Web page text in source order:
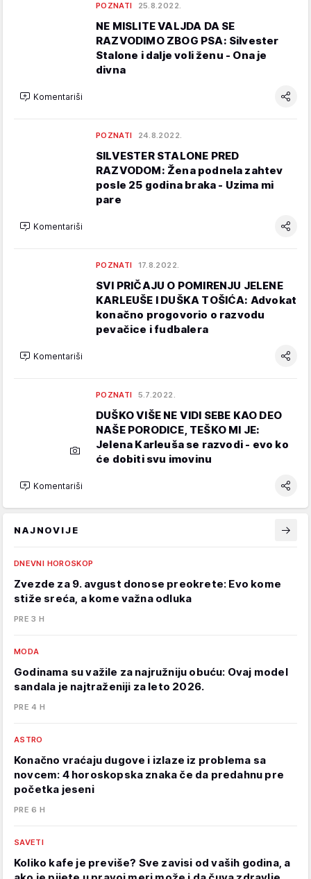
POZNATI 25.8.2022.
NE MISLITE VALJDA DA SE
RAZVODIMO ZBOG PSA: Silvester
Stalone i dalje voli ženu - Ona je
divna
Komentariši
POZNATI 24.8.2022.
SILVESTER STALONE PRED
RAZVODOM: Žena podnela zahtev
posle 25 godina braka - Uzima mi
pare
Komentariši
POZNATI 17.8.2022.
SVI PRIČAJU O POMIRENJU JELENE
KARLEUŠE I DUŠKA TOŠIĆA: Advokat
konačno progovorio o razvodu
pevačice i fudbalera
Komentariši
POZNATI 5.7.2022.
DUŠKO VIŠE NE VIDI SEBE KAO DEO
NAŠE PORODICE, TEŠKO MI JE:
Jelena Karleuša se razvodi - evo ko
će dobiti svu imovinu
Komentariši
NAJNOVIJE
DNEVNI HOROSKOP
Zvezde za 9. avgust donose preokrete: Evo kome
stiže sreća, a kome važna odluka
PRE 3 H
MODA
Godinama su važile za najružniju obuću: Ovaj model
sandala je najtraženiji za leto 2026.
PRE 4 H
ASTRO
Konačno vraćaju dugove i izlaze iz problema sa
novcem: 4 horoskopska znaka če da predahnu pre
početka jeseni
PRE 6 H
SAVETI
Koliko kafe je previše? Sve zavisi od vaših godina, a